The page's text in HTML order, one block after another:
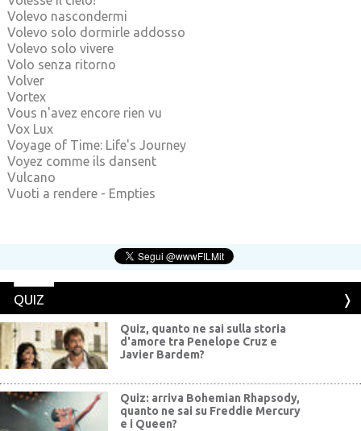
Volevo nascondermi
Volevo solo dormirle addosso
Volevo solo vivere
Volo senza ritorno
Volver
Vortex
Vous n'avez encore rien vu
Vox Lux
Voyage of Time: Life's Journey
Voyez comme ils dansent
Vulcano
Vuoti a rendere - Empties
QUIZ
Quiz, quanto ne sai sulla storia
d'amore tra Penelope Cruz e
Javier Bardem?
Quiz: arriva Bohemian Rhapsody,
quanto ne sai su Freddie Mercury
e i Queen?